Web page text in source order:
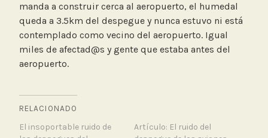
manda a construir cerca al aeropuerto, el humedal
queda a 3.5km del despegue y nunca estuvo ni está
contemplado como vecino del aeropuerto. Igual
miles de afectad@s y gente que estaba antes del
aeropuerto.
RELACIONADO
El insoportable ruido de
Artículo: El ruido del